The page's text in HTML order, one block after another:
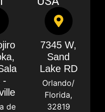
-
de
7345 W,
Sand
Lake RD
Orlando/
Florida,
32819